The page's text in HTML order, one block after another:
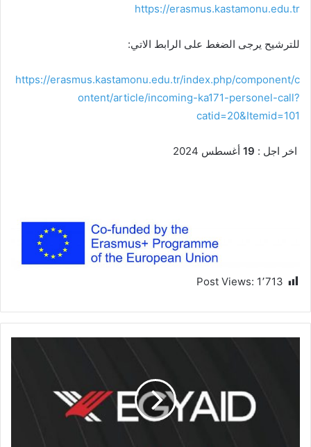
https://erasmus.kastamonu.edu.tr
للترشيح يرجى الضغط على الرابط الاتي:
https://erasmus.kastamonu.edu.tr/index.php/component/c
ontent/article/incoming-ka171-personel-call?
catid=20&Itemid=101
اخر اجل : 19 أغسطس 2024
Post Views: 1٬713